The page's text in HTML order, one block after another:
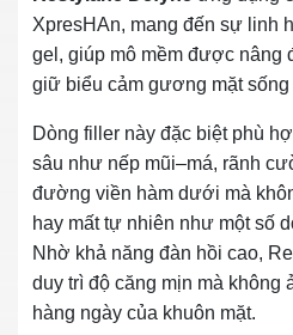
XpresHAn, mang đến sự linh
gel, giúp mô mềm được nâng
giữ biểu cảm gương mặt sống
Dòng filler này đặc biệt phù
sâu như nếp mũi–má, rãnh
đường viền hàm dưới mà
hay mất tự nhiên như một số
Nhờ khả năng đàn hồi cao,
duy trì độ căng mịn mà
hàng ngày của khuôn mặt.